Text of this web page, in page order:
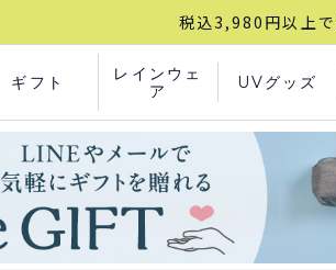
税込3,980円以上で
ギフト
レインウェ
ア
UVグッズ